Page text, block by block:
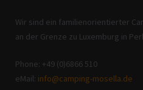
Wir sind ein familienorientierter
an der Grenze zu Luxemburg in
Phone: +49 (0)6866 510
eMail: info@camping-mosella.de